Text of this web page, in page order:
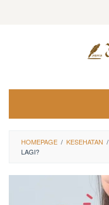
HOMEPAGE / KESEHATAN /
LAGI?